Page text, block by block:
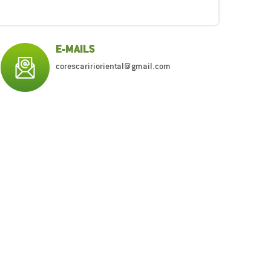
E-MAILS
corescaririoriental@gmail.com